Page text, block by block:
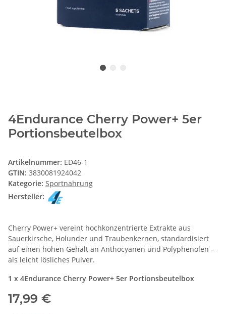
4Endurance Cherry Power+ 5er
Portionsbeutelbox
Artikelnummer: ED46-1
GTIN: 3830081924042
Kategorie: Sportnahrung
Hersteller:
Cherry Power+ vereint hochkonzentrierte Extrakte aus
Sauerkirsche, Holunder und Traubenkernen, standardisiert
auf einen hohen Gehalt an Anthocyanen und Polyphenolen –
als leicht lösliches Pulver.
1 x 4Endurance Cherry Power+ 5er Portionsbeutelbox
17,99 €